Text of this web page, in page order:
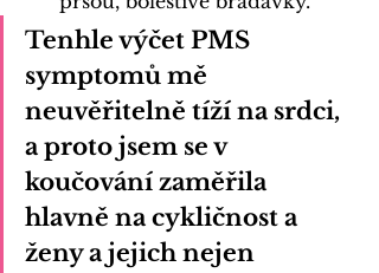
Tenhle výčet PMS
symptomů mě
neuvěřitelně tíží na srdci,
a proto jsem se v
koučování zaměřila
hlavně na cykličnost a
ženy a jejich nejen